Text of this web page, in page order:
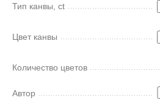
Тип канвы, ct
Цвет канвы
Количество цветов
Автор